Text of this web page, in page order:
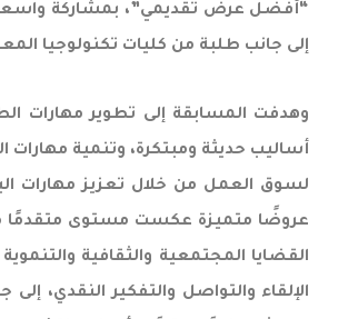
إلى جانب طلبة من كليات تكنولوجيا
وهدفت المسابقة إلى تطوير مهارات
أساليب حديثة ومبتكرة، وتنمية
لسوق العمل من خلال تعزيز مهارات
عروضًا متميزة عكست مستوى متقدمًا من
القضايا المجتمعية والثقافية
الإلقاء والتواصل والتفكير النقدي،